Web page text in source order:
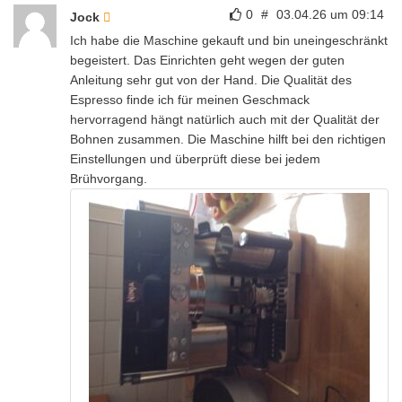
0 # 03.04.26 um 09:14
Jock
Ich habe die Maschine gekauft und bin uneingeschränkt
begeistert. Das Einrichten geht wegen der guten
Anleitung sehr gut von der Hand. Die Qualität des
Espresso finde ich für meinen Geschmack
hervorragend hängt natürlich auch mit der Qualität der
Bohnen zusammen. Die Maschine hilft bei den richtigen
Einstellungen und überprüft diese bei jedem
Brühvorgang.